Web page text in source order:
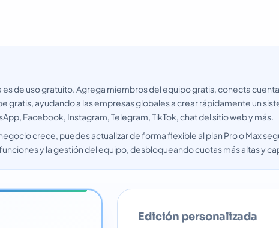
es de uso gratuito. Agrega miembros del equipo gratis, conecta
gratis, ayudando a las empresas globales a crear rápidamente un
Facebook, Instagram, Telegram, TikTok, chat del sitio web y más.
crece, puedes actualizar de forma flexible al plan Pro o Max
y la gestión del equipo, desbloqueando cuotas más altas y
Edición personalizada